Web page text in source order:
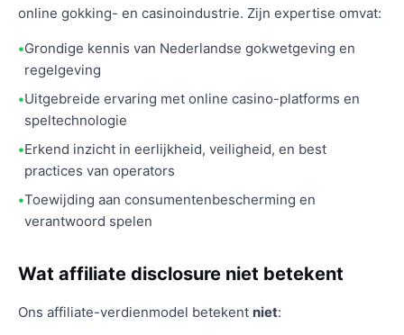
online gokking- en casinoindustrie. Zijn expertise omvat:
Grondige kennis van Nederlandse gokwetgeving en
regelgeving
Uitgebreide ervaring met online casino-platforms en
speltechnologie
Erkend inzicht in eerlijkheid, veiligheid, en best
practices van operators
Toewijding aan consumentenbescherming en
verantwoord spelen
Wat affiliate disclosure niet betekent
Ons affiliate-verdienmodel betekent niet: